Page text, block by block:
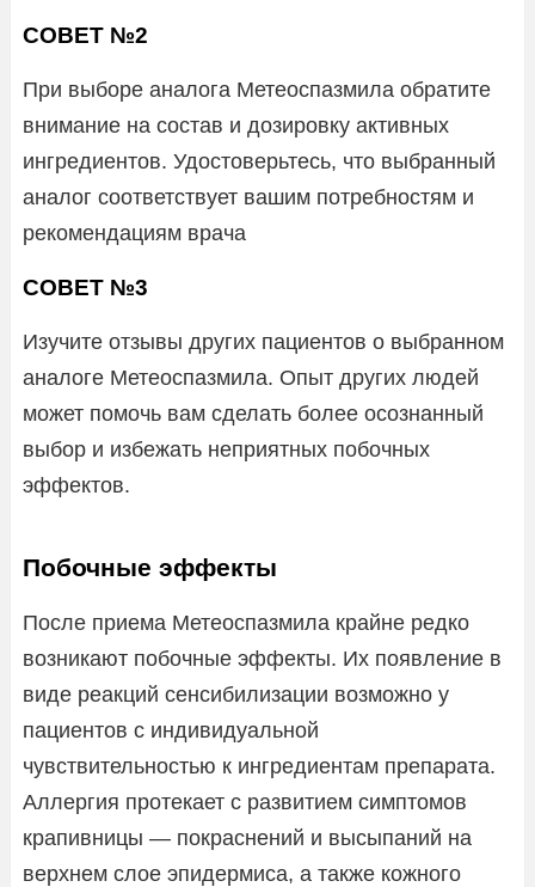
СОВЕТ №2
При выборе аналога Метеоспазмила обратите
внимание на состав и дозировку активных
ингредиентов. Удостоверьтесь, что выбранный
аналог соответствует вашим потребностям и
рекомендациям врача
СОВЕТ №3
Изучите отзывы других пациентов о выбранном
аналоге Метеоспазмила. Опыт других людей
может помочь вам сделать более осознанный
выбор и избежать неприятных побочных
эффектов.
Побочные эффекты
После приема Метеоспазмила крайне редко
возникают побочные эффекты. Их появление в
виде реакций сенсибилизации возможно у
пациентов с индивидуальной
чувствительностью к ингредиентам препарата.
Аллергия протекает с развитием симптомов
крапивницы — покраснений и высыпаний на
верхнем слое эпидермиса, а также кожного